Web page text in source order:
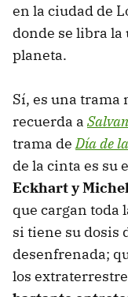
en la ciudad de
donde se libra
planeta.
Sí, es una trama
recuerda a
trama deDía de
de la cinta es su
Eckhart y
que cargan toda
si tiene su dosis
desenfrenada;
los